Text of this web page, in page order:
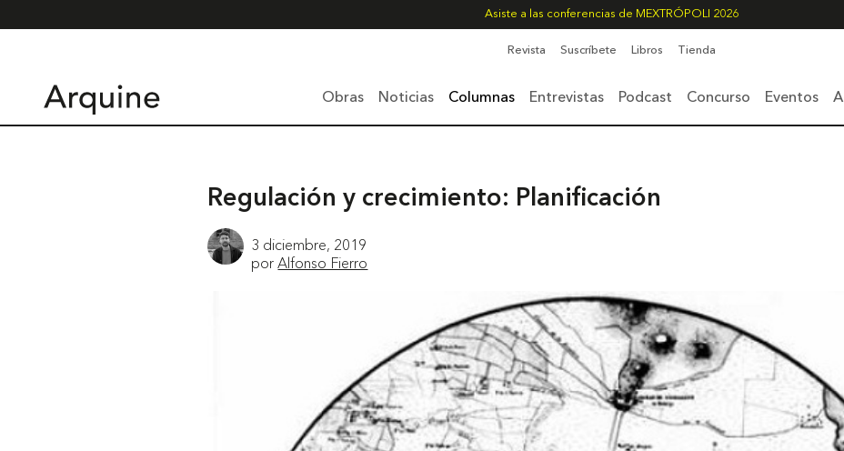
Asiste a las conferencias de MEXTRÓPOLI 2026
Revista Suscríbete Libros Tienda
Obras Noticias Columnas Entrevistas Podcast Concurso Eventos
Regulación y crecimiento: Planificación
3 diciembre, 2019
porAlfonso Fierro